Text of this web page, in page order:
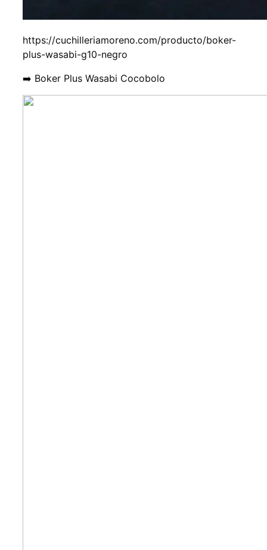
https://cuchilleriamoreno.com/producto/boker-
plus-wasabi-g10-negro
➡️ Boker Plus Wasabi Cocobolo